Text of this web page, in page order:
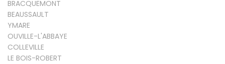
BRACQUEMONT
BEAUSSAULT
YMARE
OUVILLE-L'ABBAYE
COLLEVILLE
LE BOIS-ROBERT